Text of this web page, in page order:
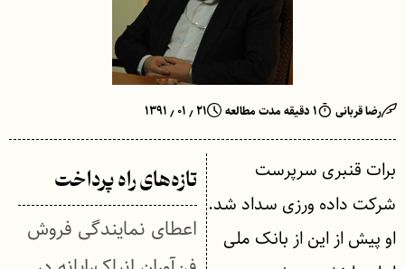
رضا قربانی ۱ دقیقه مدت مطالعه ۲۱ ٫ ۰۱ ٫ ۱۳۹۱
برات قنبری سرپرست
شرکت داده ورزی سداد شد.
او پیش از این از بانک ملی
تازه‌های راه پرداخت
اعطای نمایندگی فروش